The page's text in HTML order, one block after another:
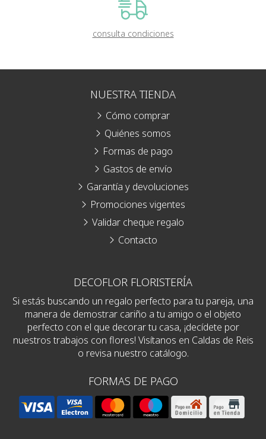
consulta condiciones
DECOFLOR FLORISTERÍA
Si estás buscando un regalo perfecto para tu pareja, una
manera de demostrar cariño a tu amigo o el objeto
perfecto con el que decorar tu casa, ¡decídete por
nuestros trabajos con flores! Visítanos en Caldas de Reis
o revisa nuestro catálogo.
FORMAS DE PAGO
NUESTRA TIENDA
Cómo comprar
Quiénes somos
Formas de pago
Gastos de envío
Garantía y devoluciones
Promociones vigentes
Validar cheque regalo
Contacto